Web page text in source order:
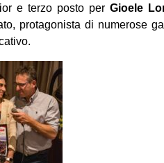
e terzo posto per Gioele
protagonista di numerose